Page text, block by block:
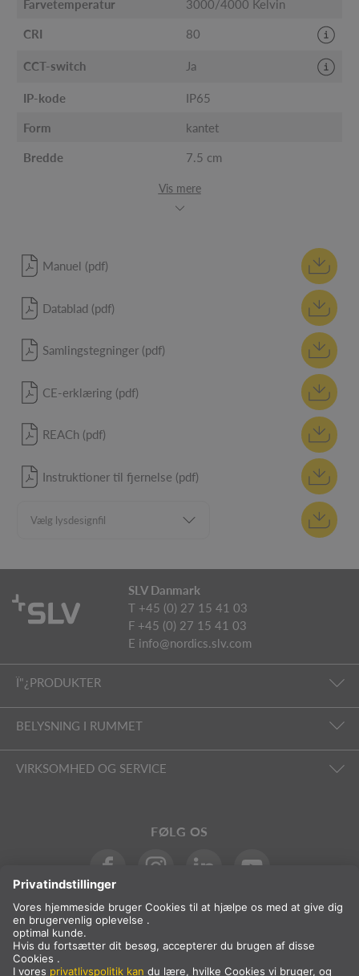
Farvetemperatur 3000/4000 Kelvin
CRI 80
CCT-switch Ja
IP-kode IP65
Form kantet
Bredde 7.5 cm
Vis mere
Manuel (pdf)
Datablad (pdf)
Samlingstegninger (pdf)
CE-erklæring (pdf)
REACh (pdf)
Instruktioner til fjernelse (pdf)
SLV Danmark
T +45 (0) 27 15 41 03
F +45 (0) 27 15 41 03
E info@nordics.slv.com
Ï"¿PRODUKTER
BELYSNING I RUMMET
VIRKSOMHED OG SERVICE
FØLG OS
International
DA
Danmark